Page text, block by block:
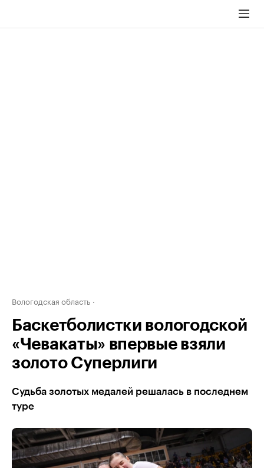
Вологодская область
Баскетболистки вологодской
«Чевакаты» впервые взяли
золото Суперлиги
Судьба золотых медалей решалась в последнем
туре